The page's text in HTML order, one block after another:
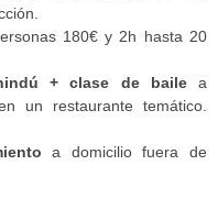
180€ y 2h hasta 20
+ clase de bailea
un restaurante temático.
a domicilio fuera de